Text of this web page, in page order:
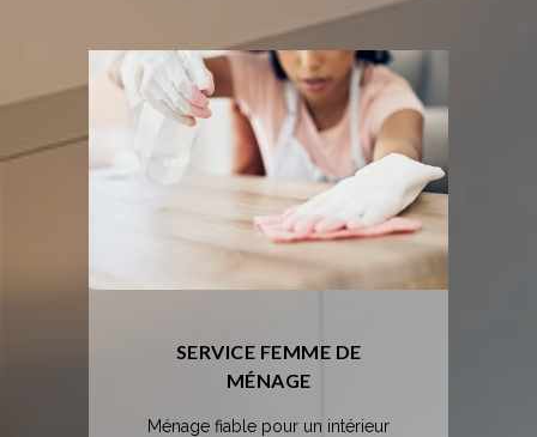
SERVICE FEMME DE
MÉNAGE
Ménage fiable pour un intérieur